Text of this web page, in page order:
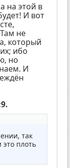
на этой в
И вот
не
который
ибо
но
И
так
плоть